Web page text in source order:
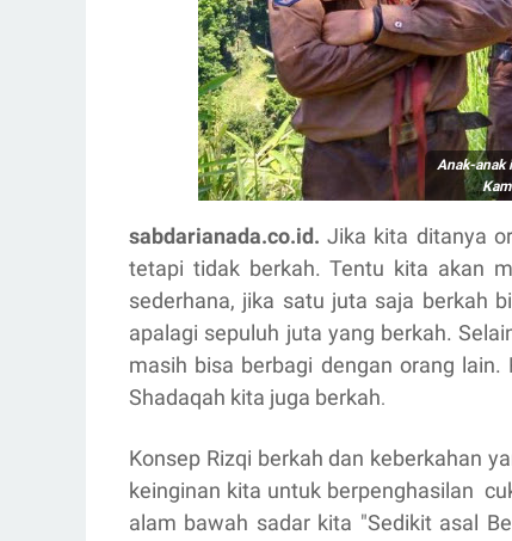
Anak-anak
sabdarianada.co.id. Jika kita ditanya
tetapi tidak berkah. Tentu kita akan
sederhana, jika satu juta saja berkah
apalagi sepuluh juta yang berkah.
masih bisa berbagi dengan orang
Shadaqah kita juga berkah.
Konsep Rizqi berkah dan keberkahan
keinginan kita untuk berpenghasilan
alam bawah sadar kita "Sedikit asal